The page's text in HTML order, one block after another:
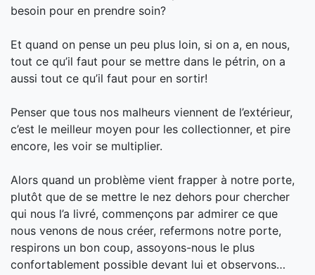
besoin pour en prendre soin?
Et quand on pense un peu plus loin, si on a, en nous,
tout ce qu’il faut pour se mettre dans le pétrin, on a
aussi tout ce qu’il faut pour en sortir!
Penser que tous nos malheurs viennent de l’extérieur,
c’est le meilleur moyen pour les collectionner, et pire
encore, les voir se multiplier.
Alors quand un problème vient frapper à notre porte,
plutôt que de se mettre le nez dehors pour chercher
qui nous l’a livré, commençons par admirer ce que
nous venons de nous créer, refermons notre porte,
respirons un bon coup, assoyons-nous le plus
confortablement possible devant lui et observons…